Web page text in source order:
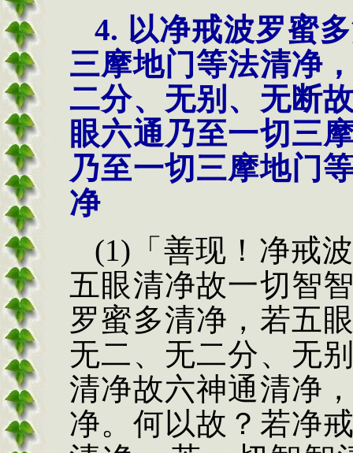
4. 以净戒波罗蜜
三摩地门等法清净
二分、无别、无断
眼六通乃至一切三
乃至一切三摩地门
净
(1) 「善现！净戒
五眼清净故一切智
罗蜜多清净，若五
无二、无二分、无
清净故六神通清净
净。何以故？若净